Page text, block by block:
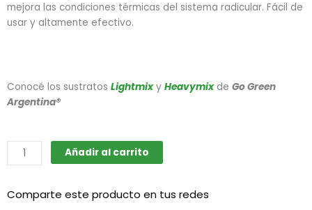
mejora las condiciones térmicas del sistema radicular. Fácil de
usar y altamente efectivo.
Conocé los sustratos Lightmixy Heavymixde Go Green
Argentina®
Mulching
compactado
Añadir al carrito
Comparte este producto en tus redes